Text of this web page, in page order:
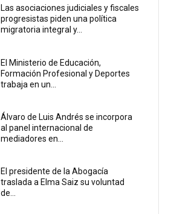
Las asociaciones judiciales y fiscales
progresistas piden una política
migratoria integral y...
El Ministerio de Educación,
Formación Profesional y Deportes
trabaja en un...
Álvaro de Luis Andrés se incorpora
al panel internacional de
mediadores en...
El presidente de la Abogacía
traslada a Elma Saiz su voluntad
de...